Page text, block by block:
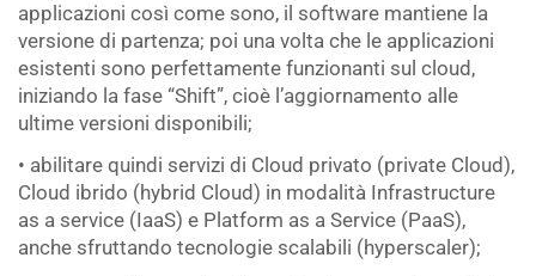
applicazioni così come sono, il software mantiene la
versione di partenza; poi una volta che le applicazioni
esistenti sono perfettamente funzionanti sul cloud,
iniziando la fase “Shift”, cioè l’aggiornamento alle
ultime versioni disponibili;
• abilitare quindi servizi di Cloud privato (private Cloud),
Cloud ibrido (hybrid Cloud) in modalità Infrastructure
as a service (IaaS) e Platform as a Service (PaaS),
anche sfruttando tecnologie scalabili (hyperscaler);